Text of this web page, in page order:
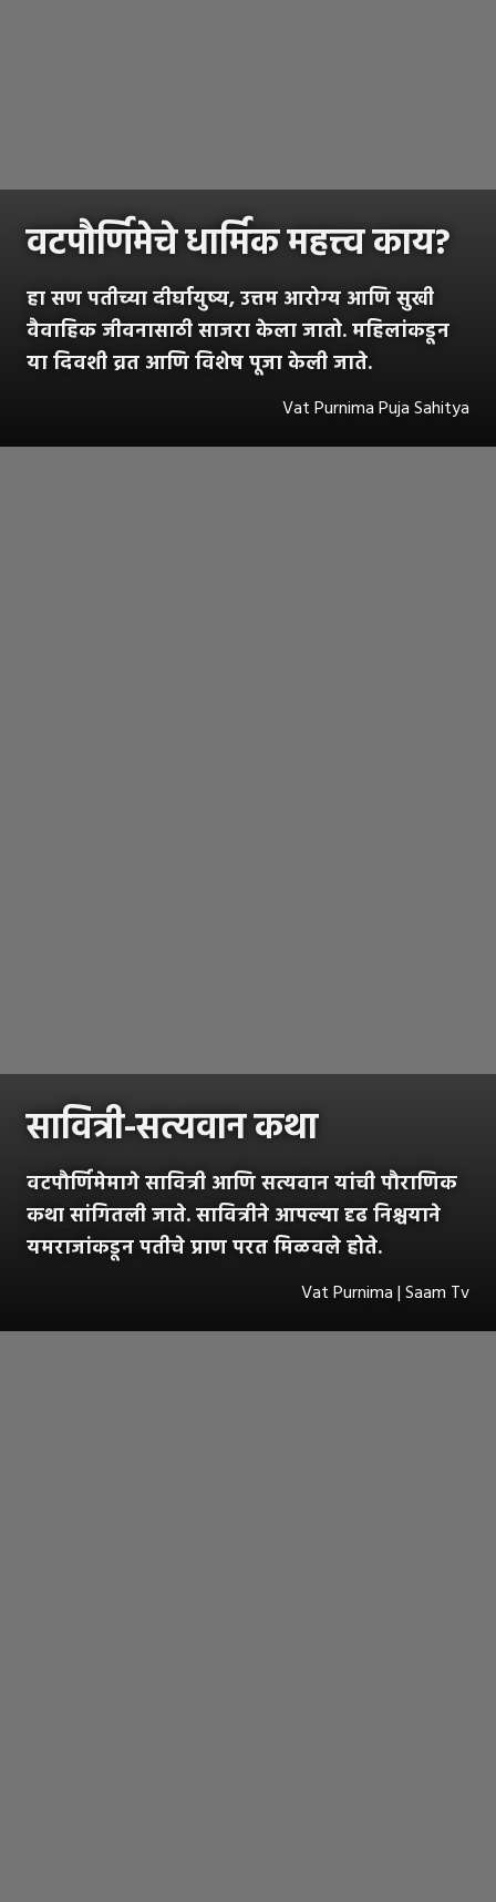
वटपौर्णिमेचे धार्मिक महत्त्व काय?
हा सण पतीच्या दीर्घायुष्य, उत्तम आरोग्य आणि सुखी
वैवाहिक जीवनासाठी साजरा केला जातो. महिलांकडून
या दिवशी व्रत आणि विशेष पूजा केली जाते.
Vat Purnima Puja Sahitya
सावित्री-सत्यवान कथा
वटपौर्णिमेमागे सावित्री आणि सत्यवान यांची पौराणिक
कथा सांगितली जाते. सावित्रीने आपल्या दृढ निश्चयाने
यमराजांकडून पतीचे प्राण परत मिळवले होते.
Vat Purnima | Saam Tv